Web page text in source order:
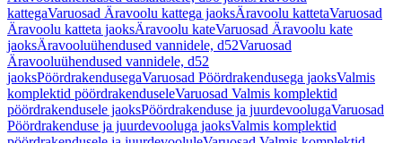
kattegaVaruosad Äravoolu kattega jaoksÄravoolu kattetaVaruosad
Äravoolu katteta jaoksÄravoolu kateVaruosad Äravoolu kate
jaoksÄravooluühendused vannidele, d52Varuosad
Äravooluühendused vannidele, d52
jaoksPöördrakendusegaVaruosad Pöördrakendusega jaoksValmis
komplektid pöördrakenduseleVaruosad Valmis komplektid
pöördrakendusele jaoksPöördrakenduse ja juurdevoolugaVaruosad
Pöördrakenduse ja juurdevooluga jaoksValmis komplektid